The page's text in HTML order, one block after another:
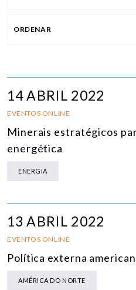
ORDENAR
14 ABRIL 2022
EVENTOS ONLINE
Minerais estratégicos
energética
ENERGIA
13 ABRIL 2022
EVENTOS ONLINE
Política externa
AMÉRICA DO NORTE